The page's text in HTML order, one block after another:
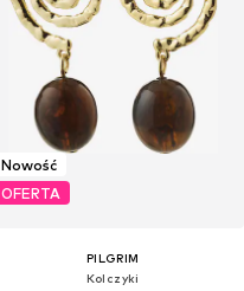
Nowość
OFERTA
PILGRIM
Kolczyki